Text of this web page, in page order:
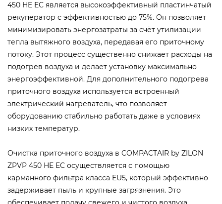
450 HE EC является высокоэффективный пластинчатый
рекуператор с эффективностью до 75%. Он позволяет
минимизировать энергозатраты за счёт утилизации
тепла вытяжного воздуха, передавая его приточному
потоку. Этот процесс существенно снижает расходы на
подогрев воздуха и делает установку максимально
энергоэффективной. Для дополнительного подогрева
приточного воздуха используется встроенный
электрический нагреватель, что позволяет
оборудованию стабильно работать даже в условиях
низких температур.
Очистка приточного воздуха в COMPACTAIR by ZILON
ZPVP 450 HE EC осуществляется с помощью
карманного фильтра класса EU5, который эффективно
задерживает пыль и крупные загрязнения. Это